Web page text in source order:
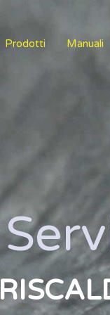
Prodotti Manuali